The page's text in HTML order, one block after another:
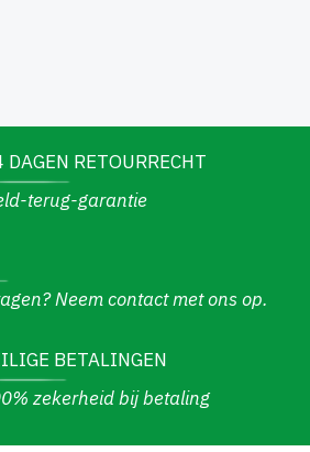
DAGEN RETOURRECHT
terug-garantie
Neem contact met ons op.
BETALINGEN
zekerheid bij betaling